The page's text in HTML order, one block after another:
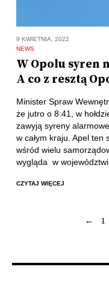
9 KWIETNIA, 2022
NEWS
W Opolu syren
A co z resztą
Minister Spraw
że jutro o 8:41, w
zawyją syreny
w całym kraju. Apel ten
wśród wielu
wygląda w
CZYTAJ WIĘCEJ
← 1